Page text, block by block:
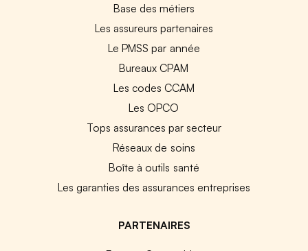
Base des métiers
Les assureurs partenaires
Le PMSS par année
Bureaux CPAM
Les codes CCAM
Les OPCO
Tops assurances par secteur
Réseaux de soins
Boîte à outils santé
Les garanties des assurances entreprises
PARTENAIRES